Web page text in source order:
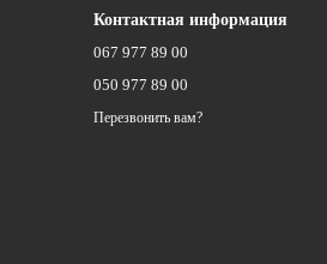
Контактная информация
067 977 89 00
050 977 89 00
Перезвонить вам?